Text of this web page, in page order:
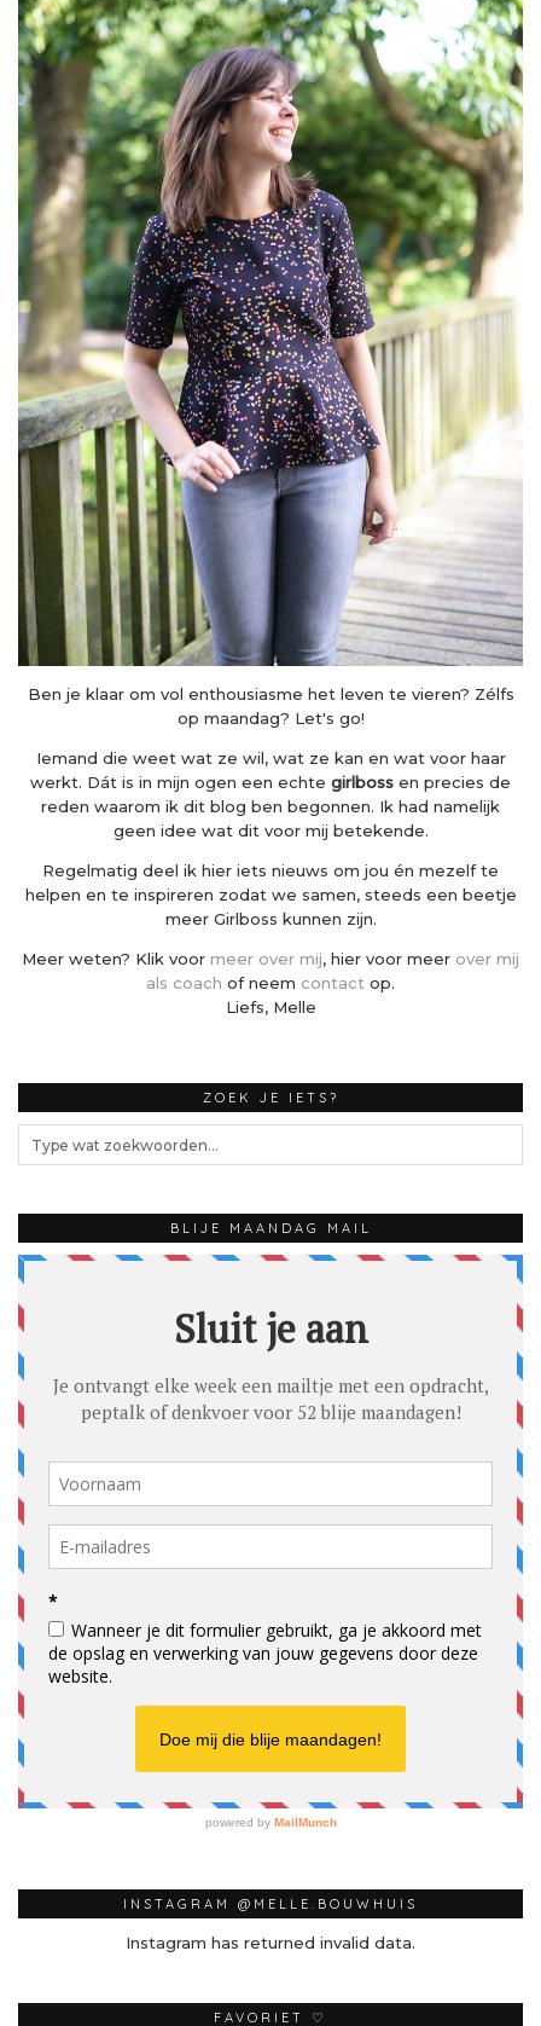
Ben je klaar om vol enthousiasme het leven te vieren? Zélfs
op maandag? Let's go!
Iemand die weet wat ze wil, wat ze kan en wat voor haar
werkt. Dát is in mijn ogen een echte girlboss en precies de
reden waarom ik dit blog ben begonnen. Ik had namelijk
geen idee wat dit voor mij betekende.
Regelmatig deel ik hier iets nieuws om jou én mezelf te
helpen en te inspireren zodat we samen, steeds een beetje
meer Girlboss kunnen zijn.
Meer weten? Klik voor meer over mij, hier voor meer over mij
als coach of neem contact op.
Liefs, Melle
ZOEK JE IETS?
BLIJE MAANDAG MAIL
INSTAGRAM @MELLE.BOUWHUIS
Instagram has returned invalid data.
FAVORIET ♡